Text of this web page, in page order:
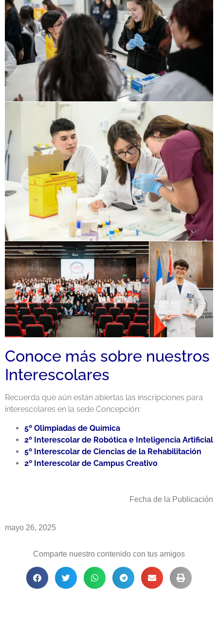
Conoce más sobre nuestros
Interescolares
Recuerda que aún están abiertas las inscripciones para
interescolares en la sede Concepción:
5º Olimpiadas de Química
2º Interescolar de Robótica e Inteligencia Artificial
5º Interescolar de Ciencias de la Rehabilitación
2º Interescolar de Campus Creativo
Fecha de la Publicación
mayo 26, 2025
Comparte nuestro contenido con tus amigos